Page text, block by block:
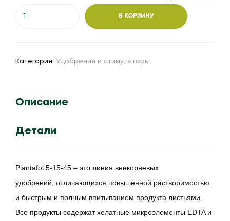
15-
Италия)
В КОРЗИНУ
Категория: Удобрения и стимуляторы
Описание
Детали
Plantafol 5-15-45 – это линия внекорневых
удобрений, отличающихся повышенной растворимостью
и быстрым и полным впитыванием продукта листьями
Все продукты содержат хелатные микроэлементы EDTA и